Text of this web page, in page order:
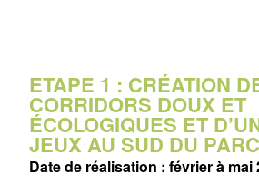
ETAPE 1 : CRÉATION
CORRIDORS DOUX ET
ÉCOLOGIQUES ET
JEUX AU SUD DU PARC
Date de réalisation : février à mai